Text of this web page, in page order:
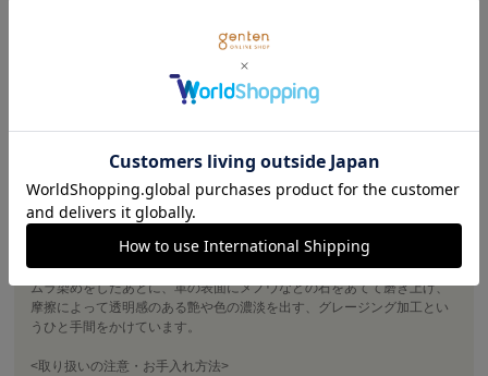
商品詳細
ゴート（山羊革）は、牛革に比べると一般的にはなじみの薄い素材です
ゴートの魅力は、軽くて丈夫なこと。薄い革ですが、繊維質が緊密で弾
力があるため、銀面（革の表面）の強度があります。それでいて、しな
さらに雨染みにも強く、扱いやすい革ですので、幅広い年代のお客さま
にお使いいただいています。
ムラ染めをしたあとに、革の表面にメノウなどの石をあてて磨き上げ、
摩擦によって透明感のある艶や色の濃淡を出す、グレージング加工とい
うひと手間をかけています。
<取り扱いの注意・お手入れ方法>